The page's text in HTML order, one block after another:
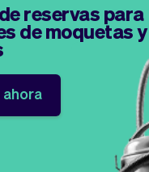
reservas para
de moquetas y
ahora